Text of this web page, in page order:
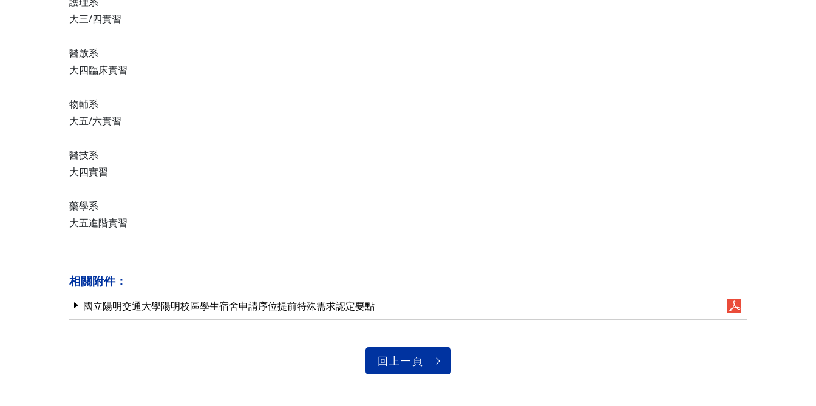
大三/四實習
醫放系
大四臨床實習
物輔系
大五/六實習
醫技系
大四實習
藥學系
大五進階實習
相關附件：
國立陽明交通大學陽明校區學生宿舍申請序位提前特殊需求認定要點
回上一頁